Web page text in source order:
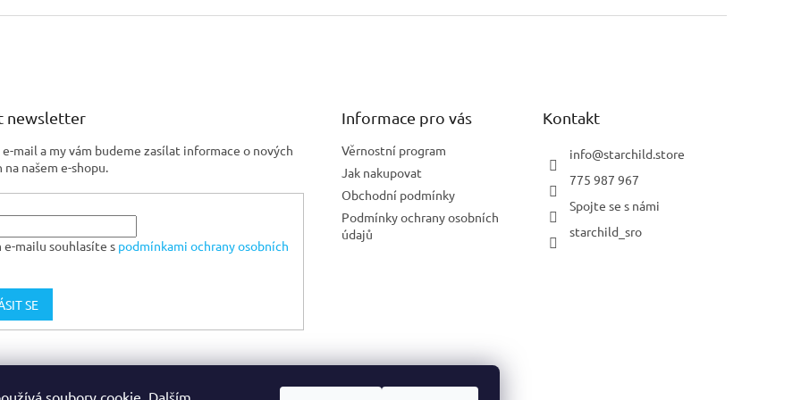
soubory cookie. Dalším
newsletter
mail a my vám budeme zasílat informace o nových
našem e-shopu.
mailu souhlasíte s podmínkami ochrany osobních
SE
Informace pro vás
Věrnostní program
Jak nakupovat
Obchodní podmínky
Podmínky ochrany osobních
údajů
Kontakt
info@starchild.store
775 987 967
Spojte se s námi
starchild_sro